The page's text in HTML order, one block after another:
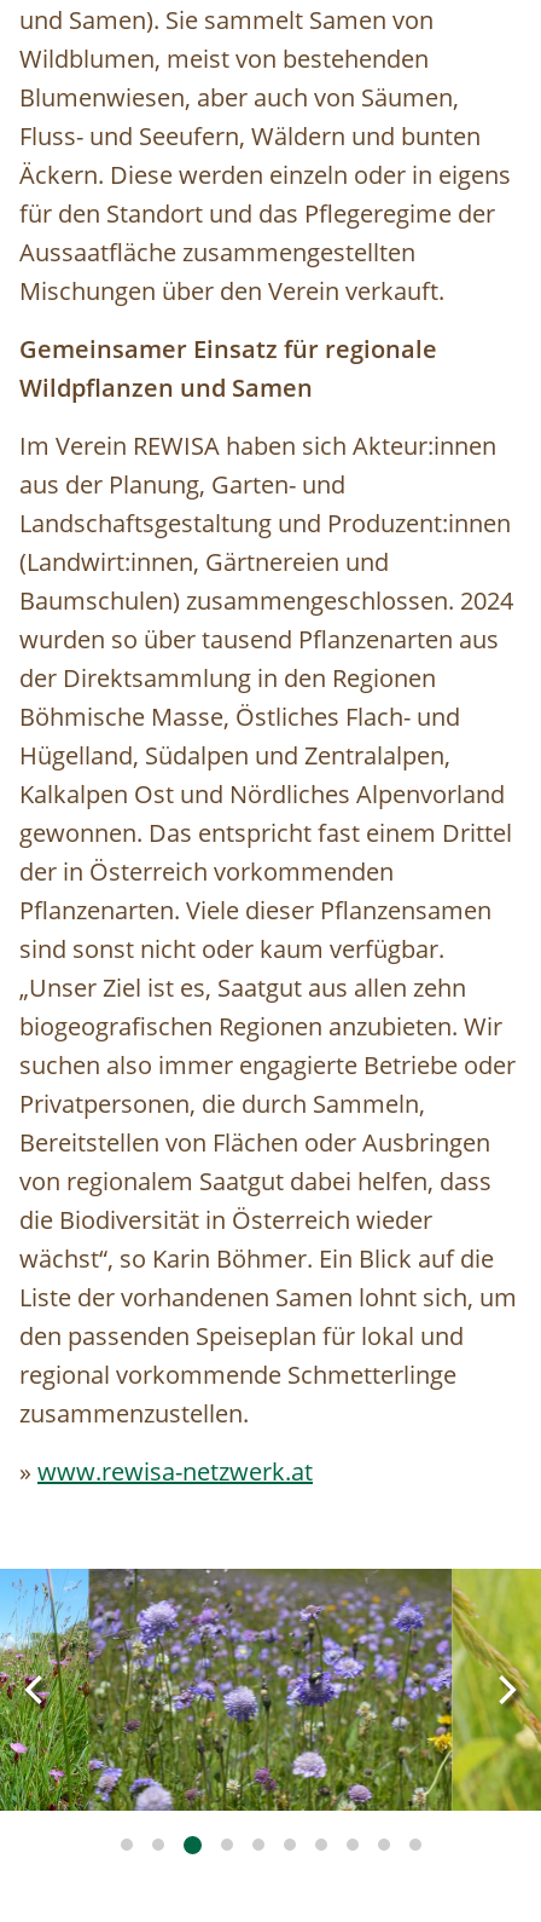
und Samen). Sie sammelt Samen von
Wildblumen, meist von bestehenden
Blumenwiesen, aber auch von Säumen,
Fluss- und Seeufern, Wäldern und bunten
Äckern. Diese werden einzeln oder in eigens
für den Standort und das Pflegeregime der
Aussaatfläche zusammengestellten
Mischungen über den Verein verkauft.
Gemeinsamer Einsatz für regionale
Wildpflanzen und Samen
Im Verein REWISA haben sich Akteur:innen
aus der Planung, Garten- und
Landschaftsgestaltung und Produzent:innen
(Landwirt:innen, Gärtnereien und
Baumschulen) zusammengeschlossen. 2024
wurden so über tausend Pflanzenarten aus
der Direktsammlung in den Regionen
Böhmische Masse, Östliches Flach- und
Hügelland, Südalpen und Zentralalpen,
Kalkalpen Ost und Nördliches Alpenvorland
gewonnen. Das entspricht fast einem Drittel
der in Österreich vorkommenden
Pflanzenarten. Viele dieser Pflanzensamen
sind sonst nicht oder kaum verfügbar.
„Unser Ziel ist es, Saatgut aus allen zehn
biogeografischen Regionen anzubieten. Wir
suchen also immer engagierte Betriebe oder
Privatpersonen, die durch Sammeln,
Bereitstellen von Flächen oder Ausbringen
von regionalem Saatgut dabei helfen, dass
die Biodiversität in Österreich wieder
wächst“, so Karin Böhmer. Ein Blick auf die
Liste der vorhandenen Samen lohnt sich, um
den passenden Speiseplan für lokal und
regional vorkommende Schmetterlinge
zusammenzustellen.
» www.rewisa-netzwerk.at
Image Image